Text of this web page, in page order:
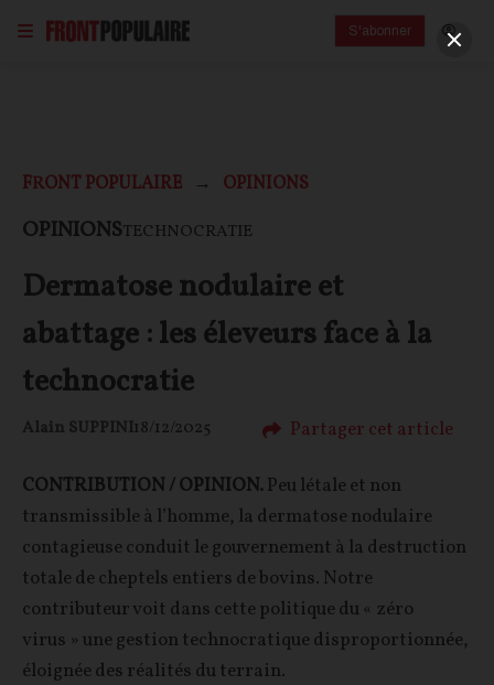
S'abonner
FRONT POPULAIRE OPINIONS
OPINIONSTECHNOCRATIE
Dermatose nodulaire et
abattage : les éleveurs face à la
technocratie
Alain SUPPINI18/12/2025 Partager cet article
CONTRIBUTION / OPINION.Peu létale et non
transmissible à l’homme, la dermatose nodulaire
contagieuse conduit le gouvernement à la destruction
totale de cheptels entiers de bovins. Notre
contributeur voit dans cette politique du « zéro
virus » une gestion technocratique disproportionnée,
éloignée des réalités du terrain.